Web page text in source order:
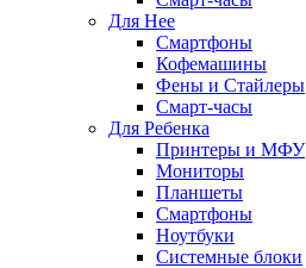
Для Нее
Смартфоны
Кофемашины
Фены и Стайлеры
Смарт-часы
Для Ребенка
Принтеры и МФУ
Мониторы
Планшеты
Смартфоны
Ноутбуки
Системные блоки